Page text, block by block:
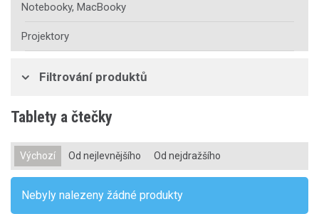
Notebooky, MacBooky
Projektory
Filtrování produktů
Tablety a čtečky
Výchozí Od nejlevnějšího Od nejdražšího
Nebyly nalezeny žádné produkty